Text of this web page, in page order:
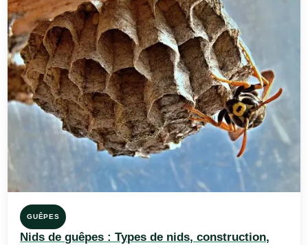
GUÊPES
Nids de guêpes : Types de nids, construction,